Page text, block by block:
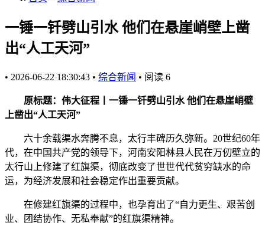
一锤一钎劈山引水 他们在悬崖峭壁上凿
出“人工天河”
• 2026-06-22 18:30:43 • 综合新闻 • 阅读 6
原标题：伟大征程丨一锤一钎劈山引水 他们在悬崖峭壁
上凿出“人工天河”
六十余载渠水奔腾不息，太行丰碑历久弥新。20世纪60年
代，在中国共产党的领导下，河南安阳林县人民在万仞壁立的
太行山上修建了红旗渠，彻底改变了世世代代贫穷缺水的命
运，为经济发展和社会稳定作出重要贡献。
在修建红旗渠的过程中，也孕育出了“自力更生、艰苦创
业、团结协作、无私奉献”的红旗渠精神。